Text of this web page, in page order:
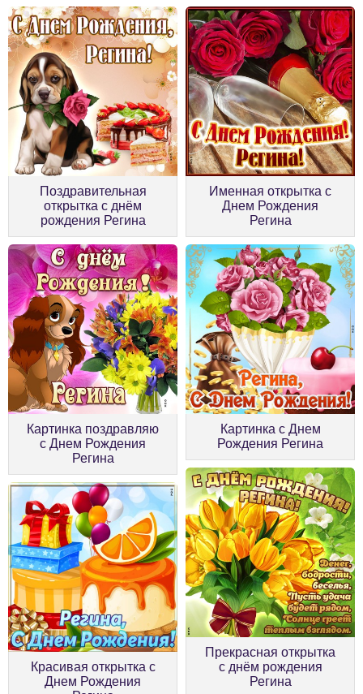
Поздравительная
открытка с днём
рождения Регина
Именная открытка с
Днем Рождения
Регина
Картинка поздравляю
с Днем Рождения
Регина
Картинка с Днем
Рождения Регина
Красивая открытка с
Днем Рождения
Прекрасная открытка
с днём рождения
Регина